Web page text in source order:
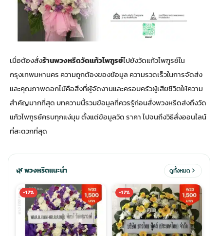
ดอกไม้หน้าโลง
จัดดอกไม้หน้ารูป
ดอกไม้ศพ
ดอกไม้งานศพ ส่งด่วน
ดอกไม้งานศพ ปากคลองตลาด
ร้านดอกไม้งานศพ ใกล้ฉัน
พวงหรีดปทุม
พวงหรีดพระราม 2
พวงหรีดราคาถูก
พวงหรีดดอกไม้สด
สั่งพวงหรีด ออนไลน์
ส่งพวงหรีด ด่วน กรุงเทพ
น้าเมรุ ราคา
มรุ กรุงเทพ
รุ ราคาถูก
ม้หน้าเมรุ
ะดับเมรุ
มรุ ออนไลน์
มรุ ส่งด่วน
ดอกไม้งานแต่ง
ไม้งานแต่ง แบบสวยๆ
สั่งพวงหรีดพัดลม
ร้านพวงหรีดพัดลม
พวงหรีดพัดลม แบบสวยๆ
ค่าใช้จ่ายจัดงานศพ
จัดงานศพ วัด
จัดงานศพ ราคาถูก
เมื่อต้องสั่งร้านพวงหรีดวัดแก้วไพฑูรย์ไปยังวัดแก้วไพฑูรย์ใน
กรุงเทพมหานคร ความถูกต้องของข้อมูล ความรวดเร็วในการจัดส่ง
และคุณภาพดอกไม้คือสิ่งที่ผู้จัดงานและครอบครัวผู้เสียชีวิตให้ความ
สำคัญมากที่สุด บทความนี้รวมข้อมูลที่ควรรู้ก่อนสั่งพวงหรีดส่งถึงวัด
แก้วไพฑูรย์ครบทุกแง่มุม ตั้งแต่ข้อมูลวัด ราคา ไปจนถึงวิธีสั่งออนไลน์
ที่สะดวกที่สุด
🌿 พวงหรีดแนะนำ ดูทั้งหมด
-17% -17%